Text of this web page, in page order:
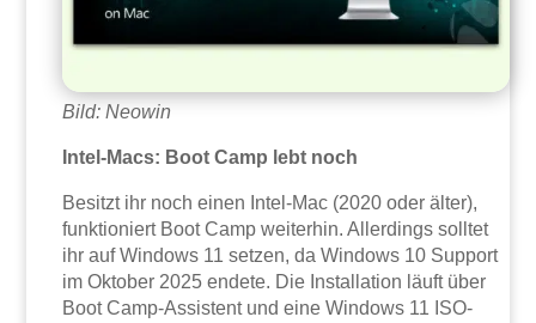
Bild: Neowin
Intel-Macs: Boot Camp lebt noch
Besitzt ihr noch einen Intel-Mac (2020 oder älter),
funktioniert Boot Camp weiterhin. Allerdings solltet
ihr auf Windows 11 setzen, da Windows 10 Support
im Oktober 2025 endete. Die Installation läuft über
Boot Camp-Assistent und eine Windows 11 ISO-